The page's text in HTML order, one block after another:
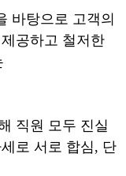
바탕으로 고객의
공하고 철저한
직원 모두 진실
로 서로 합심, 단